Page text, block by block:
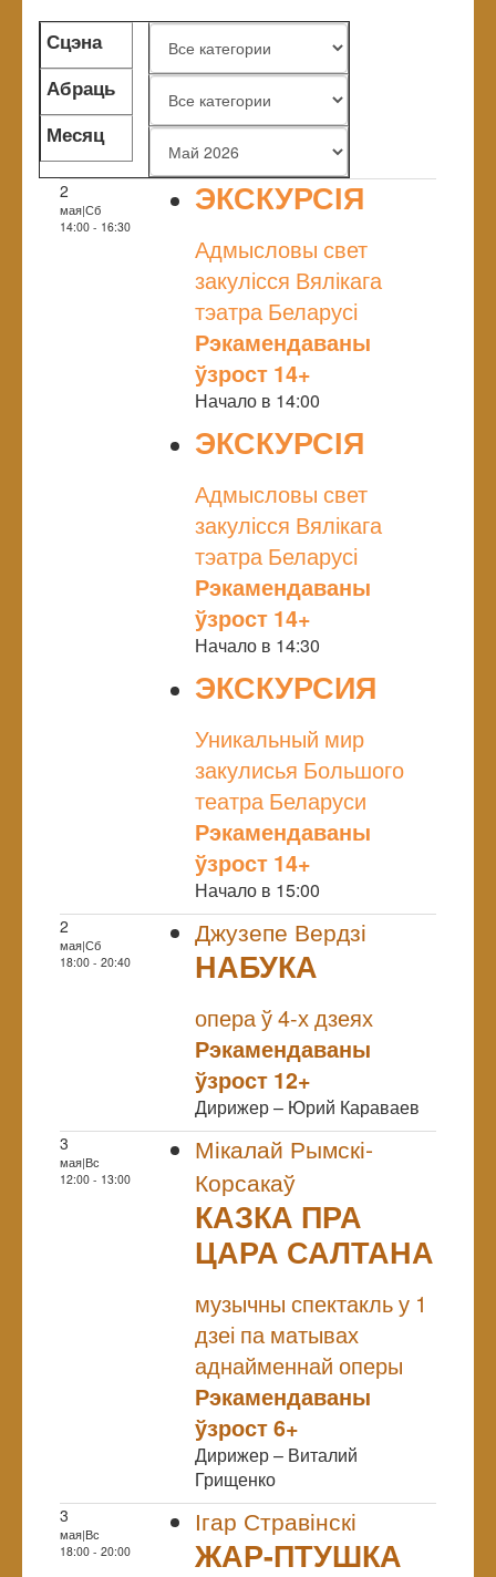
Сцэна
Абраць
жанр
Месяц
2
мая|Сб
14:00 - 16:30
ЭКСКУРСІЯ
Адмысловы свет
закулісся Вялікага
тэатра Беларусі
Рэкамендаваны
ўзрост 14+
Начало в 14:00
ЭКСКУРСІЯ
Адмысловы свет
закулісся Вялікага
тэатра Беларусі
Рэкамендаваны
ўзрост 14+
Начало в 14:30
ЭКСКУРСИЯ
Уникальный мир
закулисья Большого
театра Беларуси
Рэкамендаваны
ўзрост 14+
Начало в 15:00
2
мая|Сб
18:00 - 20:40
Джузепе Вердзі
НАБУКА
опера ў 4-х дзеях
Рэкамендаваны
ўзрост 12+
Дирижер – Юрий Караваев
3
мая|Вс
12:00 - 13:00
Мікалай Рымскі-
Корсакаў
КАЗКА ПРА
ЦАРА САЛТАНА
музычны спектакль у 1
дзеі па матывах
аднайменнай оперы
Рэкамендаваны
ўзрост 6+
Дирижер – Виталий
Грищенко
3
мая|Вс
18:00 - 20:00
Ігар Стравінскі
ЖАР-ПТУШКА